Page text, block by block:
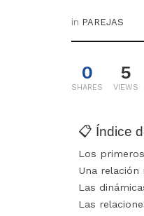
in PAREJAS
0
SHARES
5
VIEWS
📋 Índice
Los
Una
Las
Las